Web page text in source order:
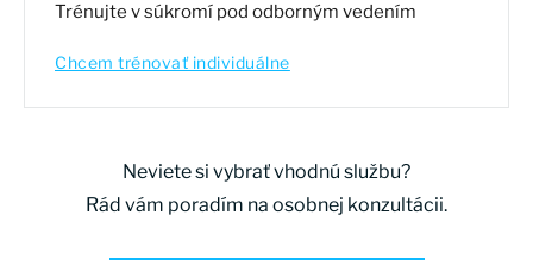
Trénujte v súkromí pod odborným vedením
Chcem trénovať individuálne
Neviete si vybrať vhodnú službu?
Rád vám poradím na osobnej konzultácii.